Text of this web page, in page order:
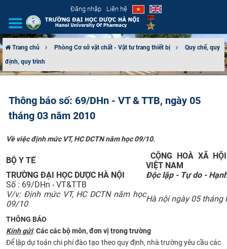
Đăng nhập Liên hệ
GIỚI THIỆU
TUYỂN SINH
ĐÀO TẠO
ĐẢM BẢO CHẤT LƯỢNG
KHOA HỌC CÔNG NGHỆ
HTQT
CỰU NGƯỜI HỌC
Trang chủ Phòng Cơ sở vật chất - Vật tư trang thiết bị
Quy chế, quy
định, quy trình
Thông báo số: 69/DHn - VT & TTB, ngày 05
tháng 03 năm 2010
Về việc định mức VT, HC DCTN năm học 09/10.
BỘ Y TẾ
CỘNG HOÀ XÃ
VIỆT NAM
TRƯỜNG ĐẠI HỌC DƯỢC HÀ NỘI
Độc lập - Tự do -
Số : 69/DHn - VT&TTB
V/v: Định mức VT, HC DCTN năm học
09/10
Hà nội ngày 05 tháng
THÔNG BÁO
Kính gửi:Các các bộ môn, đơn vị trong trường
Để lập dự toán chi phí đào tạo theo quy định, nhà trường yêu cầu các